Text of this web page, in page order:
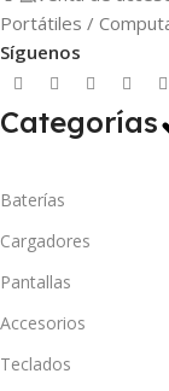
Portátiles /
Síguenos
Categorías
Baterías
Cargadores
Pantallas
Accesorios
Teclados